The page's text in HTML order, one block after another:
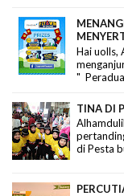
Hai uolls,
"
TINA DI
di Pesta